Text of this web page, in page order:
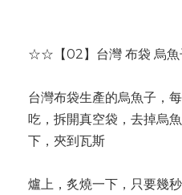
☆☆【02】台灣 布袋 烏魚
台灣布袋生產的烏魚子，
吃，拆開真空袋，去掉烏
下，夾到瓦斯
爐上，炙燒一下，只要幾